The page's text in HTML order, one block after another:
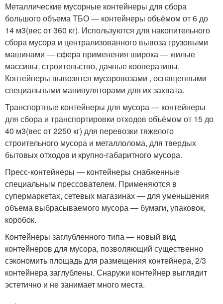
Металлические мусорные контейнеры для сбора
большого объема ТБО — контейнеры объёмом от 6 до
14 м3(вес от 360 кг). Используются для накопительного
сбора мусора и централизованного вывоза грузовыми
машинами — сфера применения широка — жилые
массивы, строительство, дачные кооперативы.
Контейнеры вывозятся мусоровозами , оснащенными
специальными манипуляторами для их захвата.
Транспортные контейнеры для мусора — контейнеры
для сбора и транспортировки отходов объёмом от 15 до
40 м3(вес от 2250 кг) для перевозки тяжелого
строительного мусора и металлолома, для твердых
бытовых отходов и крупно-габаритного мусора.
Пресс-контейнеры — контейнеры снабженные
специальным прессователем. Применяются в
супермаркетах, сетевых магазинах — для уменьшения
объема выбрасываемого мусора — бумаги, упаковок,
коробок.
Контейнеры заглубленного типа — новый вид
контейнеров для мусора, позволяющий существенно
сэкономить площадь для размещения контейнера, 2/3
контейнера заглублены. Снаружи контейнер выглядит
эстетично и не занимает много места.
.